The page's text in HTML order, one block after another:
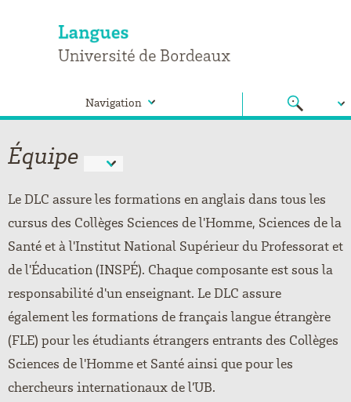
Navigation
Équipe
Le DLC assure les formations en anglais dans tous les
cursus des Collèges Sciences de l'Homme, Sciences de la
Santé et à l'Institut National Supérieur du Professorat et
de l'Éducation (INSPÉ). Chaque composante est sous la
responsabilité d'un enseignant. Le DLC assure
également les formations de français langue étrangère
(FLE) pour les étudiants étrangers entrants des Collèges
Sciences de l'Homme et Santé ainsi que pour les
chercheurs internationaux de l’UB.